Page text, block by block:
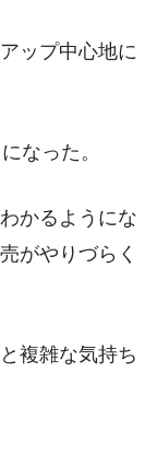
ップ中心地に
なった。
かるようにな
がやりづらく
複雑な気持ち